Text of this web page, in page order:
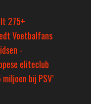
275+
Voetbalfans
-
eliteclub
bij PSV’